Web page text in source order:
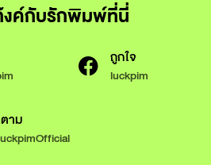
งค์กับรักพิมพ์ที่นี่
ถูกใจ
luckpim
าม